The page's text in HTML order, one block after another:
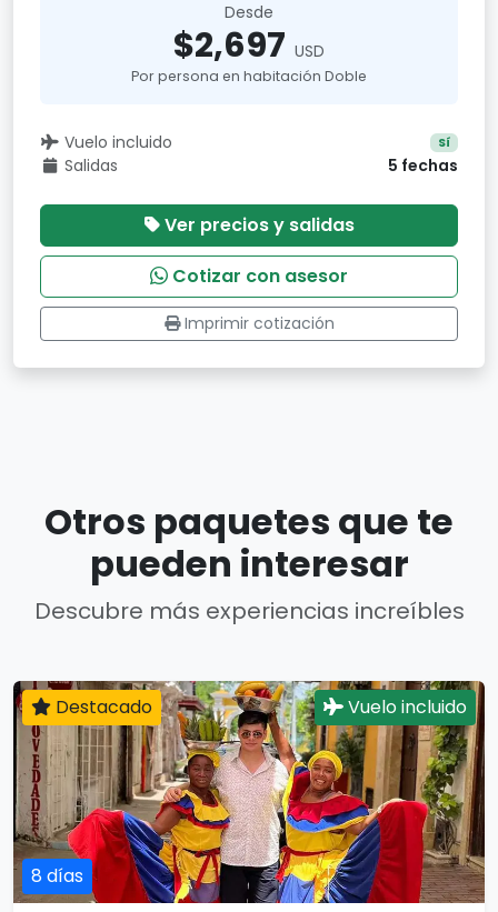
Desde
$2,697 USD
Por persona en habitación Doble
Vuelo incluido Sí
Salidas 5 fechas
Ver precios y salidas
Cotizar con asesor
Imprimir cotización
Otros paquetes que te
pueden interesar
Descubre más experiencias increíbles
8 días
Destacado Vuelo incluido